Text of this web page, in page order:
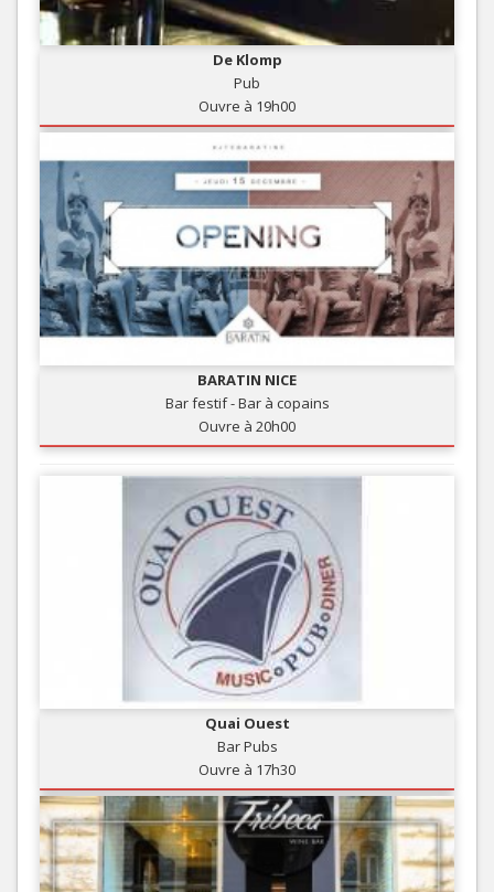
De Klomp
Pub
Ouvre à 19h00
BARATIN NICE
Bar festif - Bar à copains
Ouvre à 20h00
Quai Ouest
Bar Pubs
Ouvre à 17h30